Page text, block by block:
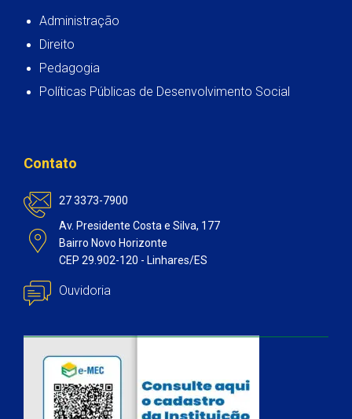
Administração
Direito
Pedagogia
Políticas Públicas de Desenvolvimento Social
Contato
27 3373-7900
Av. Presidente Costa e Silva, 177
Bairro Novo Horizonte
CEP 29.902-120 - Linhares/ES
Ouvidoria